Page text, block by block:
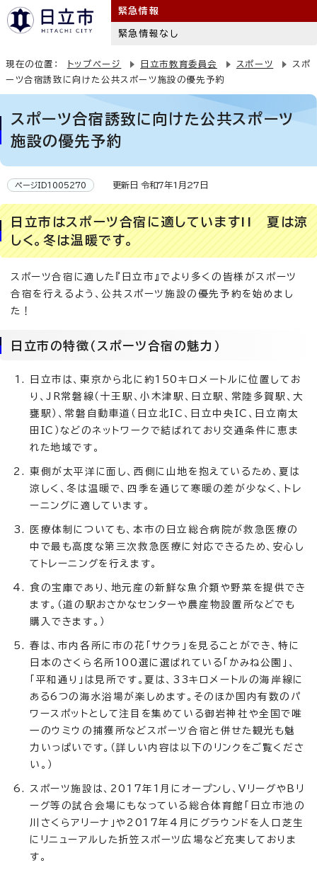
緊急情報
緊急情報なし
現在の位置： トップページ 日立市教育委員会 スポーツ
スポ
ーツ合宿誘致に向けた公共スポーツ施設の優先予約
スポーツ合宿誘致に向けた公共スポーツ
施設の優先予約
ページID1005270 更新日 令和7年1月27日
日立市はスポーツ合宿に適しています!! 夏は涼
しく。冬は温暖です。
スポーツ合宿に適した『日立市』でより多くの皆様がスポーツ
合宿を行えるよう、公共スポーツ施設の優先予約を始めまし
た！
日立市の特徴（スポーツ合宿の魅力）
日立市は、東京から北に約150キロメートルに位置してお
り、JR常磐線（十王駅、小木津駅、日立駅、常陸多賀駅、大
甕駅）、常磐自動車道（日立北IC、日立中央IC、日立南太
田IC）などのネットワークで結ばれており交通条件に恵ま
れた地域です。
東側が太平洋に面し、西側に山地を抱えているため、夏は
涼しく、冬は温暖で、四季を通じて寒暖の差が少なく、トレ
ーニングに適しています。
医療体制についても、本市の日立総合病院が救急医療の
中で最も高度な第三次救急医療に対応できるため、安心し
てトレーニングを行えます。
食の宝庫であり、地元産の新鮮な魚介類や野菜を提供でき
ます。（道の駅おさかなセンターや農産物設置所などでも
購入できます。）
春は、市内各所に市の花「サクラ」を見ることができ、特に
日本のさくら名所100選に選ばれている「かみね公園」、
「平和通り」は見所です。夏は、33キロメートルの海岸線に
ある6つの海水浴場が楽しめます。そのほか国内有数のパ
ワースポットとして注目を集めている御岩神社や全国で唯
一のウミウの捕獲所などスポーツ合宿と併せた観光も魅
力いっぱいです。（詳しい内容は以下のリンクをご覧くださ
い。）
スポーツ施設は、2017年1月にオープンし、VリーグやBリ
ーグ等の試合会場にもなっている総合体育館「日立市池の
川さくらアリーナ」や2017年4月にグラウンドを人口芝生
にリニューアルした折笠スポーツ広場など充実しておりま
す。